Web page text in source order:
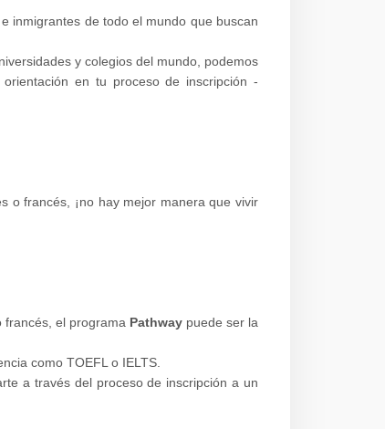
inmigrantes de todo el mundo que buscan
y colegios del mundo, podemos
en tu proceso de inscripción -
o francés, ¡no hay mejor manera que vivir
francés, el programa Pathway puede ser la
como TOEFL o IELTS.
a través del proceso de inscripción a un